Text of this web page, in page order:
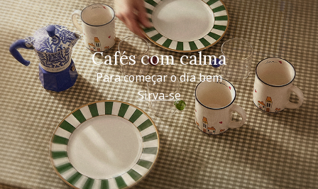
Cafés com calma
Para começar o dia bem
Sirva-se